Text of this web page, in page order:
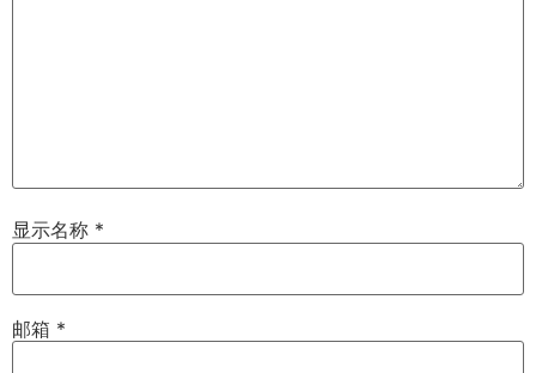
显示名称 *
邮箱 *